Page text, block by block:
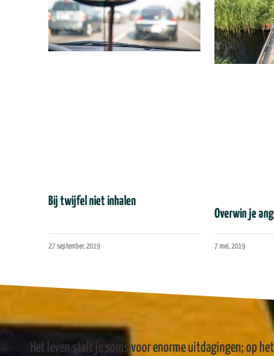
Bij twijfel niet inhalen
27 september, 2019
Overwin je
7 mei, 2019
Het leven stelt je soms voor enorme uitdagingen; op